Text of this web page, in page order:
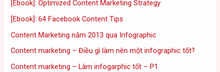
[Ebook]: Optimized Content Marketing Strategy
[Ebook]: 64 Facebook Content Tips
Content Marketing năm 2013 qua Infographic
Content marketing – Điều gì làm nên một infographic tốt?
Content marketing – Làm infogarphic tốt – P1